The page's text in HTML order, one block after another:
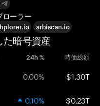
ローラー
arbiscan.io
た暗号資産
24h % 時価総額
0.00% $1.30T
0.10% $0.23T